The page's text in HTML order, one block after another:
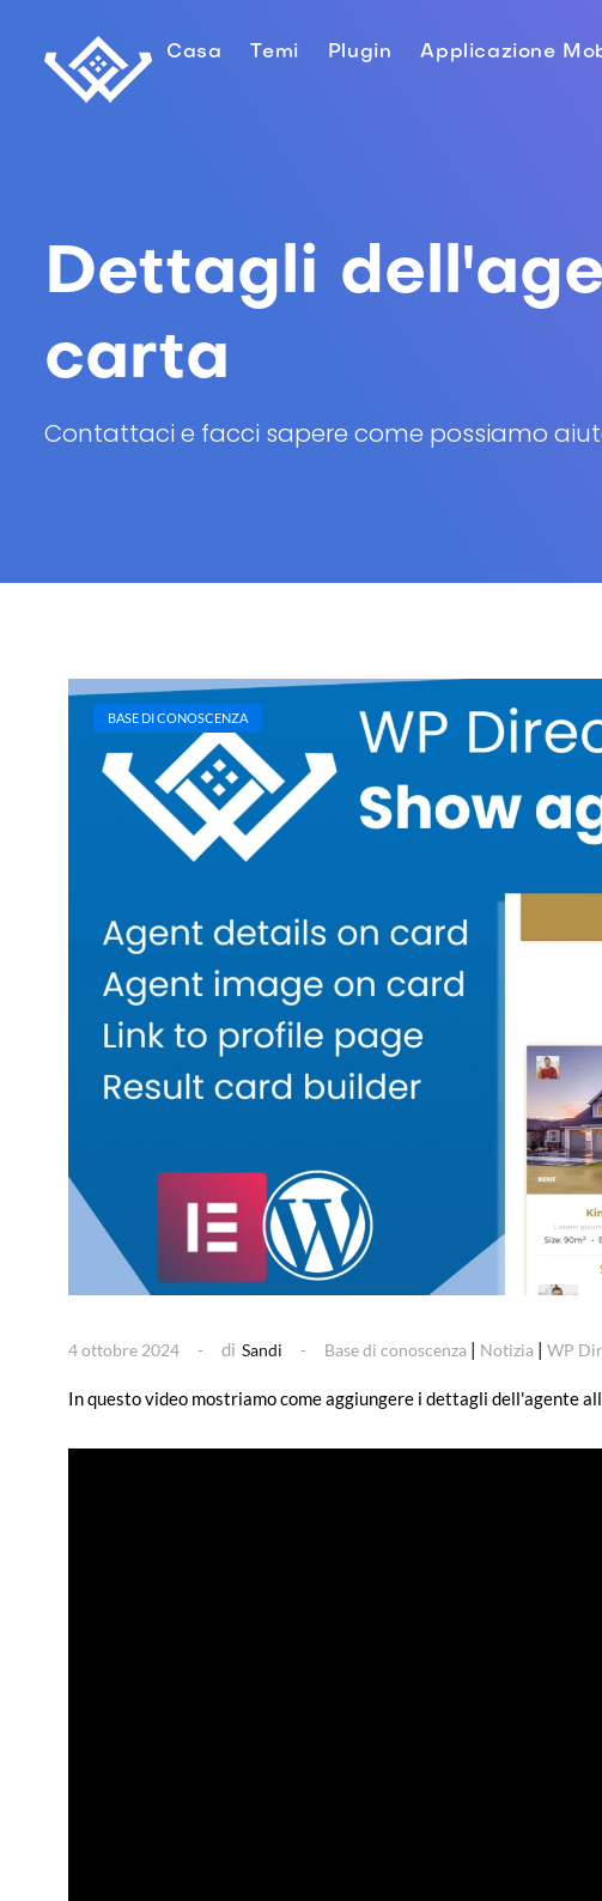
Casa Temi Plugin Applicazione
Dettagli
carta
Contattaci e facci sapere come possiamo
BASE DI CONOSCENZA
4 ottobre 2024 di Sandi Base di conoscenza | Notizia | WP
In questo video mostriamo come aggiungere i dettagli dell'agente